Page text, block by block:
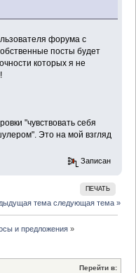
форума с
посты будет
которых я не
"чувствовать себя
Это на мой взгляд
Записан
ПЕЧАТЬ
тема следующая тема »
и предложения»
Перейти в: